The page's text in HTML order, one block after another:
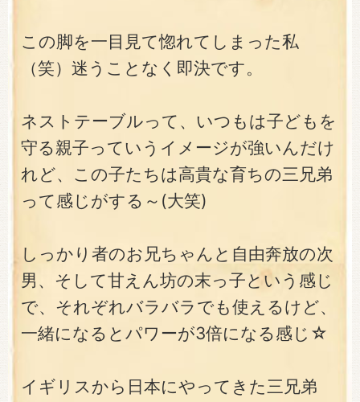
この脚を一目見て惚れてしまった私
（笑）迷うことなく即決です。
ネストテーブルって、いつもは子どもを
守る親子っていうイメージが強いんだけ
れど、この子たちは高貴な育ちの三兄弟
って感じがする～(大笑)
しっかり者のお兄ちゃんと自由奔放の次
男、そして甘えん坊の末っ子という感じ
で、それぞれバラバラでも使えるけど、
一緒になるとパワーが3倍になる感じ☆
イギリスから日本にやってきた三兄弟